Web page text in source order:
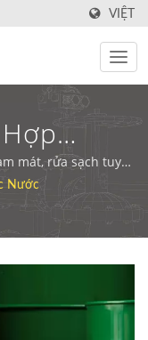
VIỆT
AIE-75
Kim
Pháp
mát, rửa sạch tuyệt
dầu cắt thân
Nước